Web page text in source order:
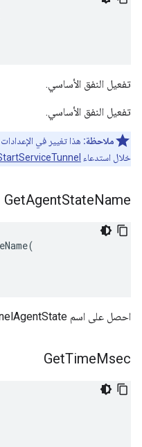
تفعيل النفق الأساسي.
تفعيل النفق الأساسي.
ملاحظة: هذا تغيير في
خلال استدعاء
GetAgentStateName
(
احصل على اسم WeaveTunnelAgentState.
GetTimeMsec